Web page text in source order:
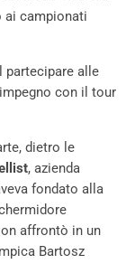
ai campionati
partecipare alle
con il tour
dietro le
, azienda
fondato alla
affrontò in un
Bartosz